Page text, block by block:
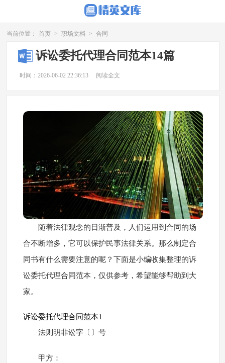
当前位置： 首页 > 职场文档 > 合同
诉讼委托代理合同范本14篇
时间：2026-06-02 22:36:13 阅读全文
随着法律观念的日渐普及，人们运用到合同的场
合不断增多，它可以保护民事法律关系。那么制定合
同书有什么需要注意的呢？下面是小编收集整理的诉
讼委托代理合同范本，仅供参考，希望能够帮助到大
家。
诉讼委托代理合同范本1
法则明非讼字〔〕号
甲方：